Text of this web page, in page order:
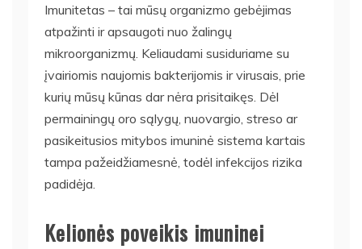
Imunitetas – tai mūsų organizmo gebėjimas
atpažinti ir apsaugoti nuo žalingų
mikroorganizmų. Keliaudami susiduriame su
įvairiomis naujomis bakterijomis ir virusais, prie
kurių mūsų kūnas dar nėra prisitaikęs. Dėl
permainingų oro sąlygų, nuovargio, streso ar
pasikeitusios mitybos imuninė sistema kartais
tampa pažeidžiamesnė, todėl infekcijos rizika
padidėja.
Kelionės poveikis imuninei